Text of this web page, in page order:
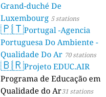
Grand-duché De
Luxembourg 5 stations
🇵🇹Portugal -Agencia
Portuguesa Do Ambiente -
Qualidade Do Ar 70 stations
🇧🇷Projeto EDUC.AIR
Programa de Educação em
Qualidade do Ar31 stations